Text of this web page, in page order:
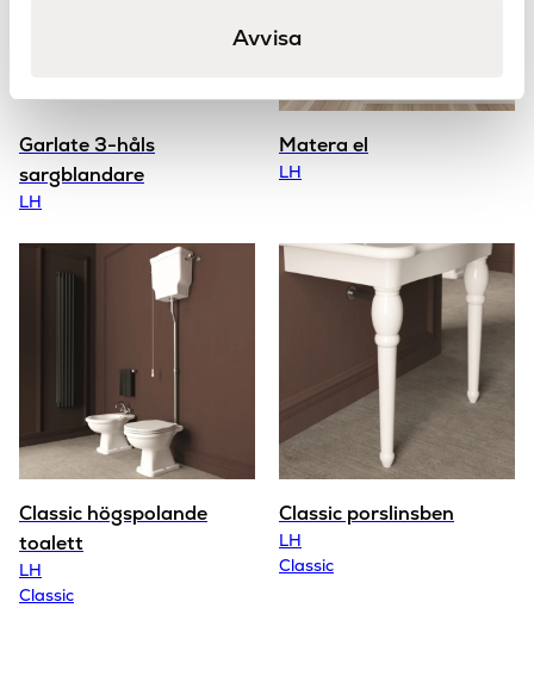
Avvisa
Garlate 3-håls
sargblandare
LH
Matera el
LH
Classic högspolande
toalett
LH
Classic
Classic porslinsben
LH
Classic